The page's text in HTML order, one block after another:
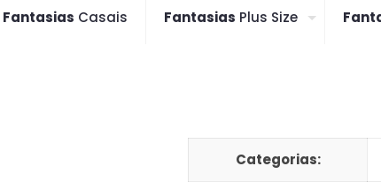
Fantasias Casais Fantasias Plus Size
Categorias: